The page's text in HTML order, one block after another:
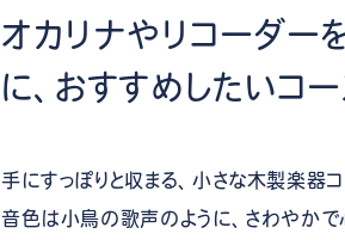
オカリナやリコーダー
に、おすすめしたいコー
手にすっぽりと収まる、小さな木製楽器コ
音色は小鳥の歌声のように、さわやかで